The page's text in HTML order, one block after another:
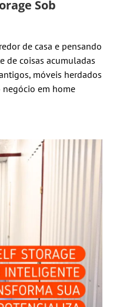
Sob
de casa e pensando
de coisas acumuladas
móveis herdados
em home